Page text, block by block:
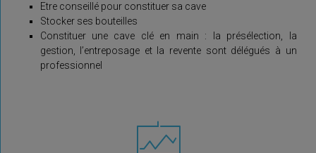
Etre conseillé pour constituer sa cave
Stocker ses bouteilles
Constituer une cave clé en main : la présélection, la
gestion, l’entreposage et la revente sont délégués à un
professionnel